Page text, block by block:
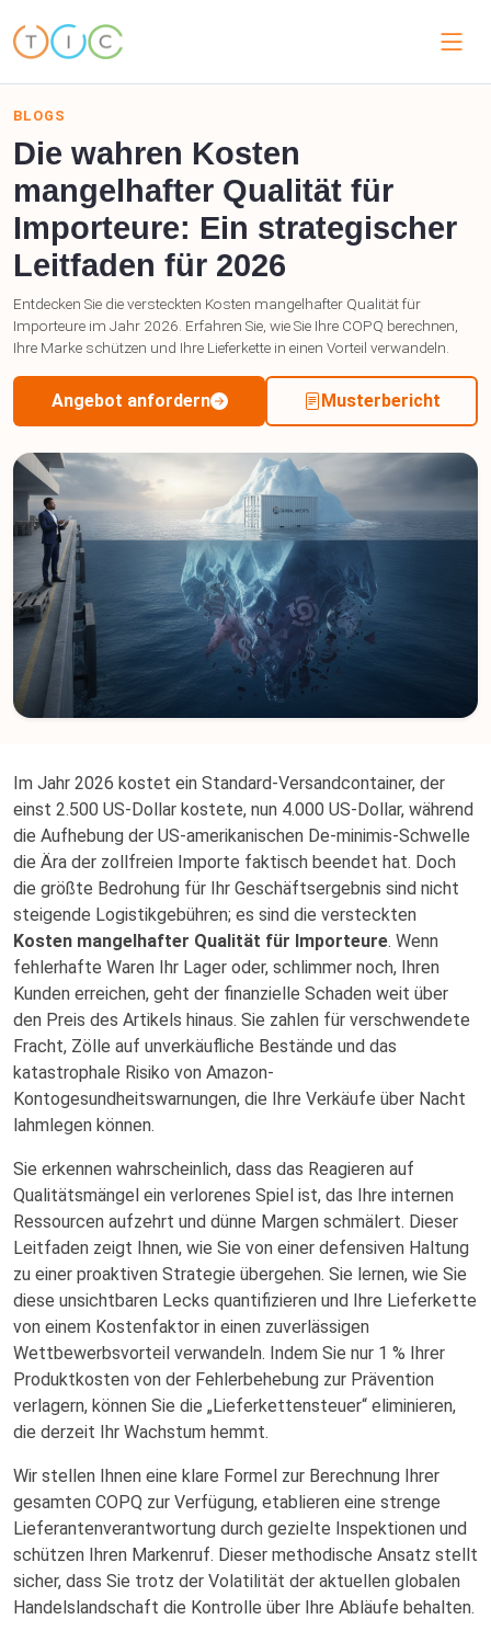
BLOGS
Die wahren Kosten
mangelhafter Qualität für
Importeure: Ein strategischer
Leitfaden für 2026
Entdecken Sie die versteckten Kosten mangelhafter Qualität für
Importeure im Jahr 2026. Erfahren Sie, wie Sie Ihre COPQ berechnen,
Ihre Marke schützen und Ihre Lieferkette in einen Vorteil verwandeln.
Angebot anfordern Musterbericht
Im Jahr 2026 kostet ein Standard-Versandcontainer, der
einst 2.500 US-Dollar kostete, nun 4.000 US-Dollar, während
die Aufhebung der US-amerikanischen De-minimis-Schwelle
die Ära der zollfreien Importe faktisch beendet hat. Doch
die größte Bedrohung für Ihr Geschäftsergebnis sind nicht
steigende Logistikgebühren; es sind die versteckten
Kosten mangelhafter Qualität für Importeure. Wenn
fehlerhafte Waren Ihr Lager oder, schlimmer noch, Ihren
Kunden erreichen, geht der finanzielle Schaden weit über
den Preis des Artikels hinaus. Sie zahlen für verschwendete
Fracht, Zölle auf unverkäufliche Bestände und das
katastrophale Risiko von Amazon-
Kontogesundheitswarnungen, die Ihre Verkäufe über Nacht
lahmlegen können.
Sie erkennen wahrscheinlich, dass das Reagieren auf
Qualitätsmängel ein verlorenes Spiel ist, das Ihre internen
Ressourcen aufzehrt und dünne Margen schmälert. Dieser
Leitfaden zeigt Ihnen, wie Sie von einer defensiven Haltung
zu einer proaktiven Strategie übergehen. Sie lernen, wie Sie
diese unsichtbaren Lecks quantifizieren und Ihre Lieferkette
von einem Kostenfaktor in einen zuverlässigen
Wettbewerbsvorteil verwandeln. Indem Sie nur 1 % Ihrer
Produktkosten von der Fehlerbehebung zur Prävention
verlagern, können Sie die „Lieferkettensteuer“ eliminieren,
die derzeit Ihr Wachstum hemmt.
Wir stellen Ihnen eine klare Formel zur Berechnung Ihrer
gesamten COPQ zur Verfügung, etablieren eine strenge
Lieferantenverantwortung durch gezielte Inspektionen und
schützen Ihren Markenruf. Dieser methodische Ansatz stellt
sicher, dass Sie trotz der Volatilität der aktuellen globalen
Handelslandschaft die Kontrolle über Ihre Abläufe behalten.